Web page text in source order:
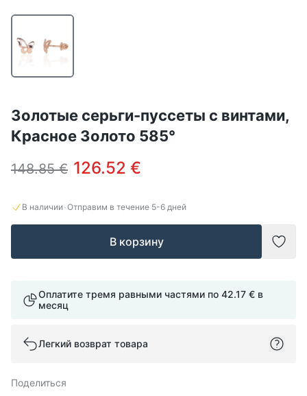
Золотые серьги-пуссеты с винтами,
Красное Золото 585°
148.85 € 126.52 €
В наличии·Отправим в течение 5-6 дней
В корзину
Оплатите тремя равными частями по 42.17 € в
месяц
Легкий возврат товара
Поделиться